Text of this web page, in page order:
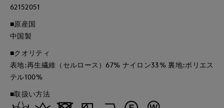
62152051
■原産国
中国製
■クオリティ
表地:再生繊維（セルロース）67% ナイロン33% 裏地:ポリエス
テル100%
■取扱い方法